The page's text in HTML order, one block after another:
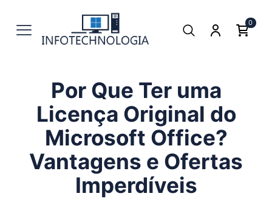
0
Por Que Ter uma
Licença Original do
Microsoft Office?
Vantagens e Ofertas
Imperdíveis